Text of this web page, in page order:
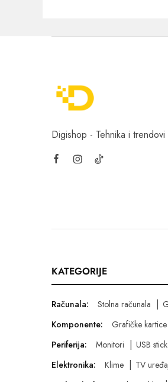
Digishop - Tehnika i trendovi
KATEGORIJE
Računala: Stolna računala
Komponente:
Grafičke kartice
Periferija:
Monitori USB
Elektronika:
Klime TV